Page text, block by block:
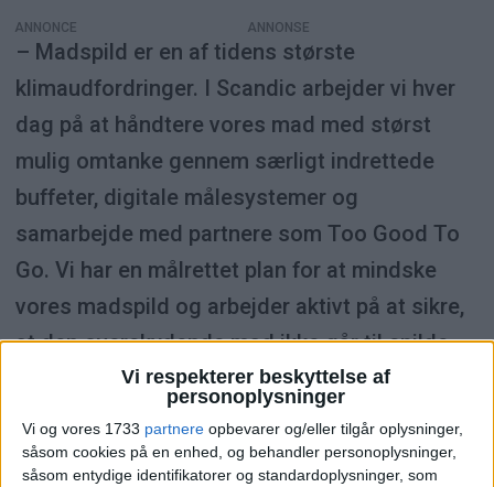
Vi respekterer beskyttelse af
personoplysninger
Vi og vores 1733 partnere opbevarer og/eller tilgår oplysninger,
såsom cookies på en enhed, og behandler personoplysninger,
såsom entydige identifikatorer og standardoplysninger, som
ANNONCE
– Madspild er en af tidens største
klimaudfordringer. I Scandic arbejder vi hver
dag på at håndtere vores mad med størst
mulig omtanke gennem særligt indrettede
buffeter, digitale målesystemer og
samarbejde med partnere som Too Good To
Go. Vi har en målrettet plan for at mindske
vores madspild og arbejder aktivt på at sikre,
at den overskydende mad ikke går til spilde.
Det betyder bl.a., at vi har mindsket andelen af
spiseligt madspild med 31 % på tværs af
kæden siden 2019.